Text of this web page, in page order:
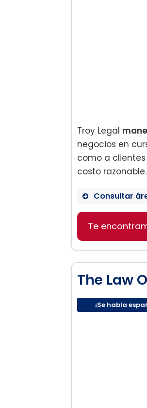
Troy Legal
negocios en
como a
costo razonable.
Consultar
Ley
Te
The Law
¡Se habla